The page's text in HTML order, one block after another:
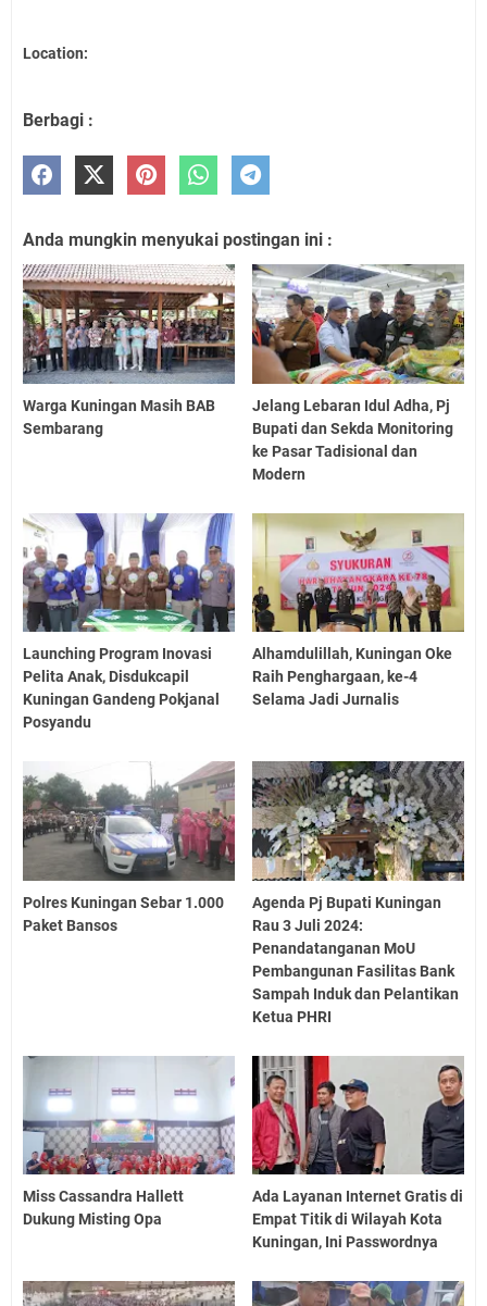
Location:
Berbagi :
Anda mungkin menyukai postingan ini :
Warga Kuningan Masih BAB
Sembarang
Jelang Lebaran Idul Adha, Pj
Bupati dan Sekda Monitoring
ke Pasar Tadisional dan
Modern
Launching Program Inovasi
Pelita Anak, Disdukcapil
Kuningan Gandeng Pokjanal
Posyandu
Alhamdulillah, Kuningan Oke
Raih Penghargaan, ke-4
Selama Jadi Jurnalis
Polres Kuningan Sebar 1.000
Paket Bansos
Agenda Pj Bupati Kuningan
Rau 3 Juli 2024:
Penandatanganan MoU
Pembangunan Fasilitas Bank
Sampah Induk dan Pelantikan
Ketua PHRI
Miss Cassandra Hallett
Dukung Misting Opa
Ada Layanan Internet Gratis di
Empat Titik di Wilayah Kota
Kuningan, Ini Passwordnya